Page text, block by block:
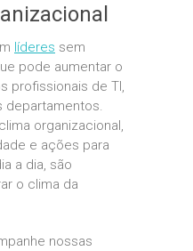
líderes sem
pode aumentar o
profissionais de TI,
departamentos.
organizacional,
e ações para
a dia, são
o clima da
nossas